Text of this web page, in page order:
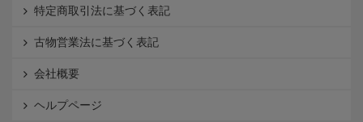
特定商取引法に基づく表記
古物営業法に基づく表記
会社概要
ヘルプページ